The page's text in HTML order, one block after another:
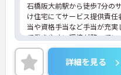
石橋阪大前駅から徒歩7分の
け住宅にてサービス提供責
当や資格手当など手当が充実
て働きやすい環境が整って
面接ポイントをお伝えしま
ください。
詳細を見る